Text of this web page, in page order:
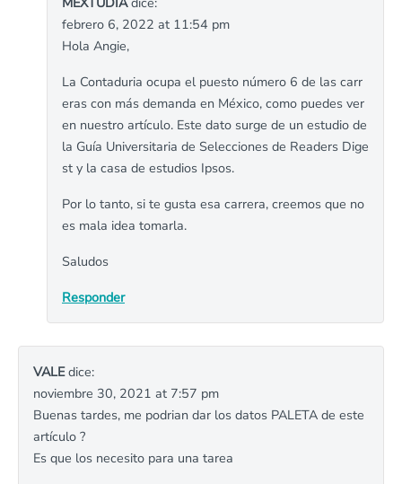
febrero 6, 2022 at 11:54 pm
Hola Angie,
La Contaduria ocupa el puesto número 6 de las carr
eras con más demanda en México, como puedes ver
en nuestro artículo. Este dato surge de un estudio de
la Guía Universitaria de Selecciones de Readers Dige
st y la casa de estudios Ipsos.
Por lo tanto, si te gusta esa carrera, creemos que no
es mala idea tomarla.
Saludos
Responder
VALEdice:
noviembre 30, 2021 at 7:57 pm
Buenas tardes, me podrian dar los datos PALETA de este
artículo ?
Es que los necesito para una tarea